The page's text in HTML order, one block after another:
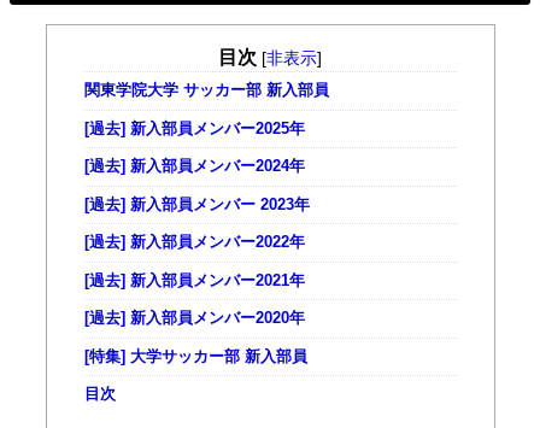
目次 [非表示]
関東学院大学 サッカー部 新入部員
[過去] 新入部員メンバー2025年
[過去] 新入部員メンバー2024年
[過去] 新入部員メンバー 2023年
[過去] 新入部員メンバー2022年
[過去] 新入部員メンバー2021年
[過去] 新入部員メンバー2020年
[特集] 大学サッカー部 新入部員
目次